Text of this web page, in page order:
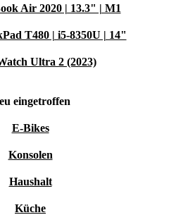
Air 2020 | 13.3" | M1
T480 | i5-8350U | 14"
Ultra 2 (2023)
eingetroffen
E-Bikes
Konsolen
Haushalt
Küche